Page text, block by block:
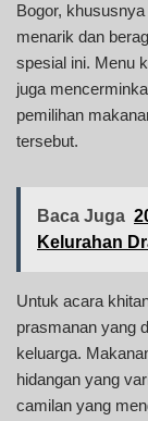
Bogor,
menarik dan
spesial ini. Menu
juga
pemilihan
tersebut.
Baca Juga
Kelurahan
Untuk acara
prasmanan yang
keluarga.
hidangan yang
camilan yang